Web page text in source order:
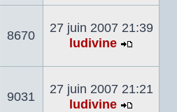
le
dernier
8670
27 juin 2007 21:39
ludivine
le
dernier
9031
27 juin 2007 21:21
ludivine